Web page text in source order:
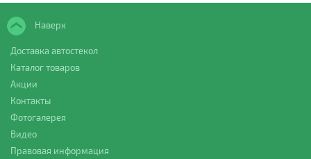
Наверх
Доставка автостекол
Каталог товаров
Акции
Контакты
Фотогалерея
Видео
Правовая информация